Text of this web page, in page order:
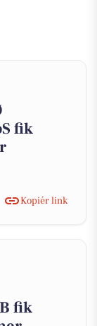
fik
Kopiér link
fik